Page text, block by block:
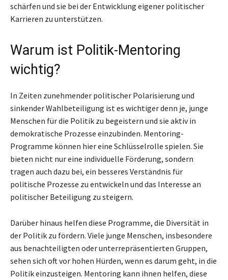
schärfen und sie bei der Entwicklung eigener politischer
Karrieren zu unterstützen.
Warum ist Politik-Mentoring
wichtig?
In Zeiten zunehmender politischer Polarisierung und
sinkender Wahlbeteiligung ist es wichtiger denn je, junge
Menschen für die Politik zu begeistern und sie aktiv in
demokratische Prozesse einzubinden. Mentoring-
Programme können hier eine Schlüsselrolle spielen. Sie
bieten nicht nur eine individuelle Förderung, sondern
tragen auch dazu bei, ein besseres Verständnis für
politische Prozesse zu entwickeln und das Interesse an
politischer Beteiligung zu steigern.
Darüber hinaus helfen diese Programme, die Diversität in
der Politik zu fördern. Viele junge Menschen, insbesondere
aus benachteiligten oder unterrepräsentierten Gruppen,
sehen sich oft vor hohen Hürden, wenn es darum geht, in die
Politik einzusteigen. Mentoring kann ihnen helfen, diese